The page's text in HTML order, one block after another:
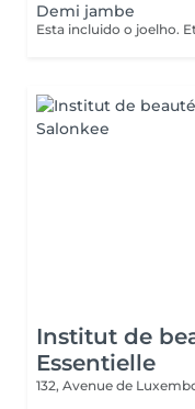
Demi jambe
Esta incluido o joelho.
Institut de
Essentielle
132, Avenue de